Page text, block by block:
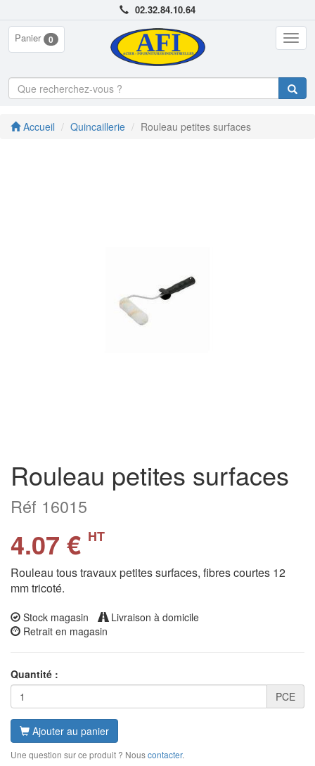
02.32.84.10.64
Panier 0
Accueil Quincaillerie Rouleau petites surfaces
Rouleau petites surfaces
Réf 16015
4.07 € HT
Rouleau tous travaux petites surfaces, fibres courtes 12
mm tricoté.
Stock magasin
Livraison à domicile
Retrait en magasin
Quantité :
PCE
Ajouter au panier
Une question sur ce produit ? Nouscontacter.